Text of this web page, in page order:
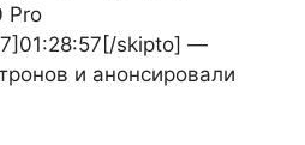
Pro
skipto] —
и анонсировали